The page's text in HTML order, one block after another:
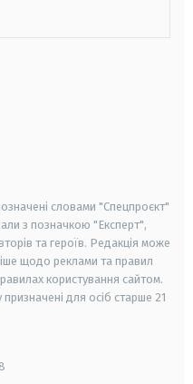
словами "Спецпроєкт"
з позначкою "Експерт",
та героїв. Редакція може
щодо реклами та правил
користування сайтом.
призначені для осіб старше 21